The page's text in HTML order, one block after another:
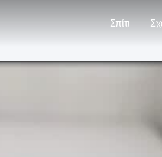
Σπίτι